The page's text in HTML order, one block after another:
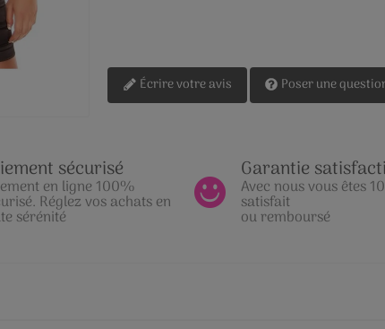
Écrire votre avis Poser une
sécurisé
en ligne 100%
Réglez vos achats en
sérénité
Garantie
Avec nous vous êtes
satisfait
ou remboursé